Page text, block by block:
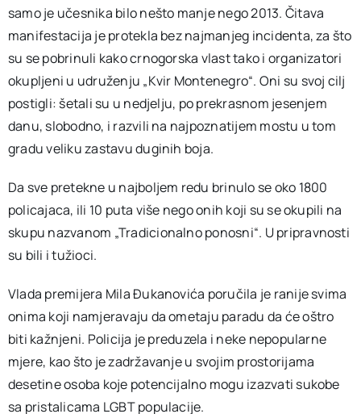
samo je učesnika bilo nešto manje nego 2013. Čitava
manifestacija je protekla bez najmanjeg incidenta, za što
su se pobrinuli kako crnogorska vlast tako i organizatori
okupljeni u udruženju „Kvir Montenegro“. Oni su svoj cilj
postigli: šetali su u nedjelju, po prekrasnom jesenjem
danu, slobodno, i razvili na najpoznatijem mostu u tom
gradu veliku zastavu duginih boja.
Da sve pretekne u najboljem redu brinulo se oko 1800
policajaca, ili 10 puta više nego onih koji su se okupili na
skupu nazvanom „Tradicionalno ponosni“. U pripravnosti
su bili i tužioci.
Vlada premijera Mila Đukanovića poručila je ranije svima
onima koji namjeravaju da ometaju paradu da će oštro
biti kažnjeni. Policija je preduzela i neke nepopularne
mjere, kao što je zadržavanje u svojim prostorijama
desetine osoba koje potencijalno mogu izazvati sukobe
sa pristalicama LGBT populacije.